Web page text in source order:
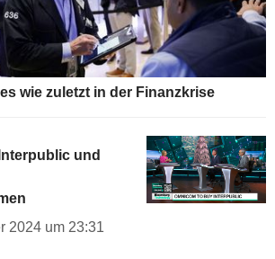
wie zuletzt in der Finanzkrise
und
2024 um 23:31